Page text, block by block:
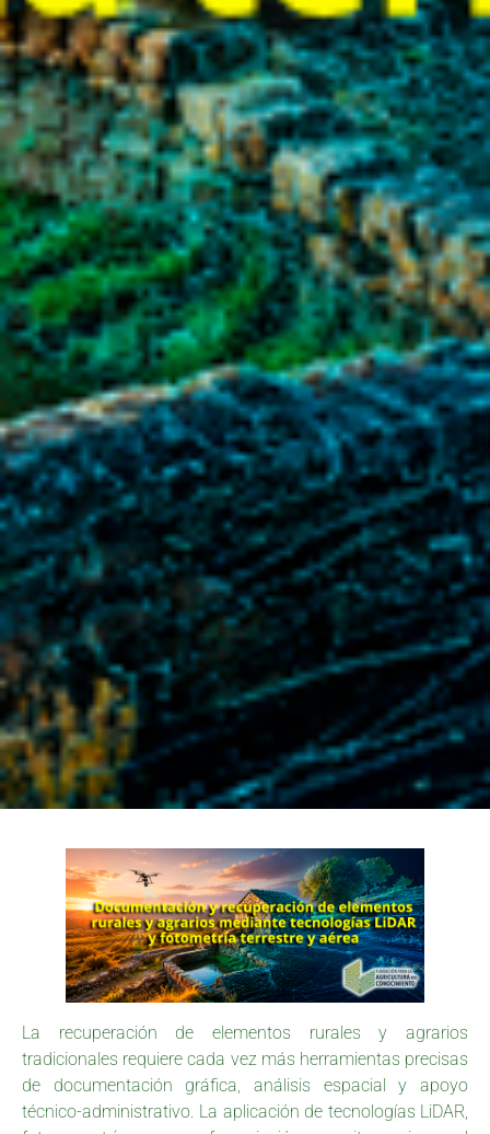
La recuperación de elementos rurales y agrarios
tradicionales requiere cada vez más herramientas precisas
de documentación gráfica, análisis espacial y apoyo
técnico-administrativo. La aplicación de tecnologías LiDAR,